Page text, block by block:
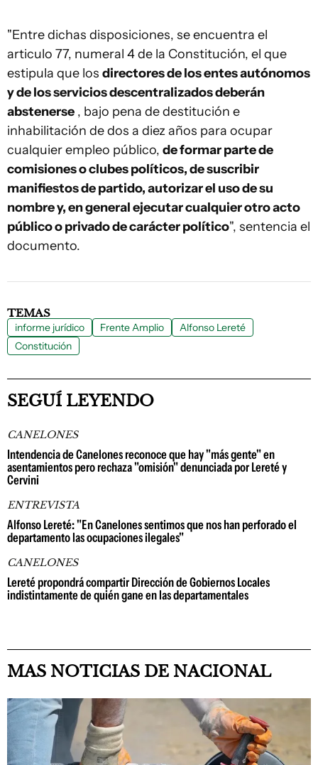
"Entre dichas disposiciones, se encuentra el
articulo 77, numeral 4 de la Constitución, el que
estipula que los directores de los entes autónomos
y de los servicios descentralizados deberán
abstenerse , bajo pena de destitución e
inhabilitación de dos a diez años para ocupar
cualquier empleo público, de formar parte de
comisiones o clubes políticos, de suscribir
manifiestos de partido, autorizar el uso de su
nombre y, en general ejecutar cualquier otro acto
público o privado de carácter político", sentencia el
documento.
TEMAS
informe jurídico Frente Amplio
Alfonso Lereté
Constitución
SEGUÍ LEYENDO
CANELONES
Intendencia de Canelones reconoce que hay "más gente" en
asentamientos pero rechaza "omisión" denunciada por Lereté y
Cervini
ENTREVISTA
Alfonso Lereté: "En Canelones sentimos que nos han perforado el
departamento las ocupaciones ilegales"
CANELONES
Lereté propondrá compartir Dirección de Gobiernos Locales
indistintamente de quién gane en las departamentales
MAS NOTICIAS DE NACIONAL